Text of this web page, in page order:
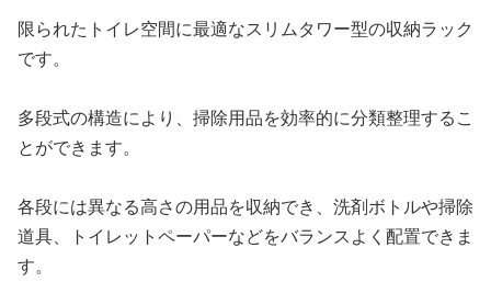
限られたトイレ空間に最適なスリムタワー型の収納ラック
です。
多段式の構造により、掃除用品を効率的に分類整理するこ
とができます。
各段には異なる高さの用品を収納でき、洗剤ボトルや掃除
道具、トイレットペーパーなどをバランスよく配置できま
す。